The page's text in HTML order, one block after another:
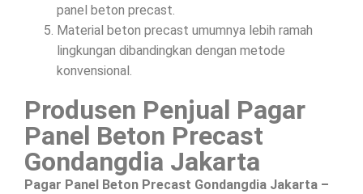
panel beton precast.
Material beton precast umumnya lebih ramah
lingkungan dibandingkan dengan metode
konvensional.
Produsen Penjual Pagar
Panel Beton Precast
Gondangdia Jakarta
Pagar Panel Beton Precast Gondangdia Jakarta –